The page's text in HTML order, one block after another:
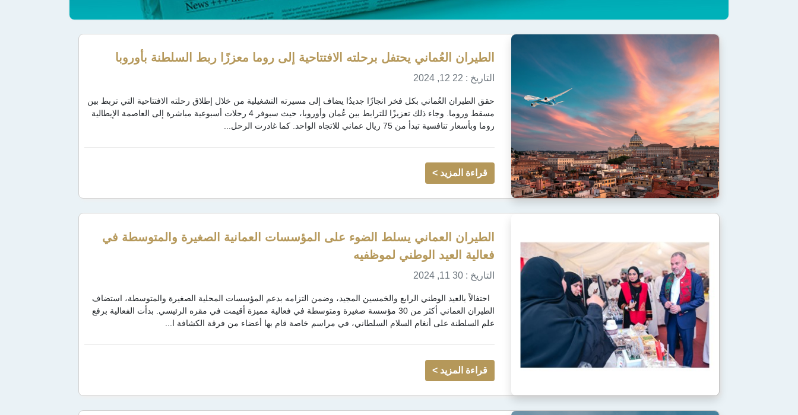
الطيران العُماني يحتفل برحلته الافتتاحية إلى روما معززًا ربط السلطنة بأوروبا
التاريخ : 22 12, 2024
حقق الطيران العُماني بكل فخر انجازًا جديدُا يضاف إلى مسيرته التشغيلية من خلال إطلاق رحلته الافتتاحية التي تربط بين
مسقط وروما. وجاء ذلك تعزيزًا للترابط بين عُمان وأوروبا، حيث سيوفر 4 رحلات أسبوعية مباشرة إلى العاصمة الإيطالية
روما وبأسعار تنافسية تبدأ من 75 ريال عماني للاتجاه الواحد. كما غادرت الرحل...
قراءة المزيد >
الطيران العماني يسلط الضوء على المؤسسات العمانية الصغيرة والمتوسطة في
فعالية العيد الوطني لموظفيه
التاريخ : 30 11, 2024
احتفالاً بالعيد الوطني الرابع والخمسين المجيد، وضمن التزامه بدعم المؤسسات المحلية الصغيرة والمتوسطة، استضاف
الطيران العماني أكثر من 30 مؤسسة صغيرة ومتوسطة في فعالية مميزة أقيمت في مقره الرئيسي. بدأت الفعالية برفع
علم السلطنة على أنغام السلام السلطاني، في مراسم خاصة قام بها أعضاء من فرقة الكشافة ا...
قراءة المزيد >